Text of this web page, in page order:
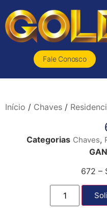
Fale Conosco
Início / Chaves /
Categorias Chaves,
672 –